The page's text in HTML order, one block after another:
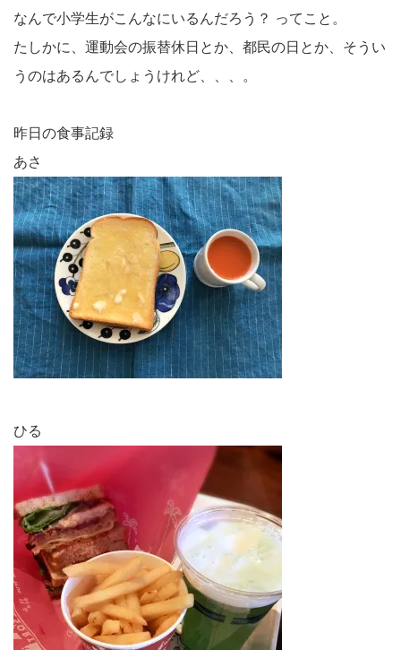
なんで小学生がこんなにいるんだろう？ ってこと。
たしかに、運動会の振替休日とか、都民の日とか、そうい
うのはあるんでしょうけれど、、、。
昨日の食事記録
あさ
ひる